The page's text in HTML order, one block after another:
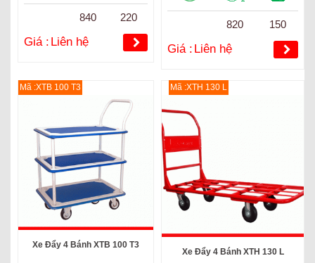
840 220
Giá : Liên hệ
820 150
Giá : Liên hệ
Mã :XTB 100 T3
Xe Đẩy 4 Bánh XTB 100 T3
Mã :XTH 130 L
Xe Đẩy 4 Bánh XTH 130 L